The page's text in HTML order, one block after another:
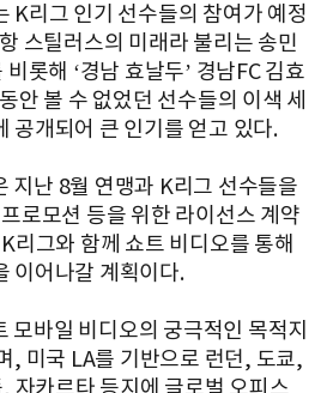
K리그 인기 선수들의 참여가 예정
스틸러스의 미래라 불리는 송민
롯해 ‘경남 효날두’ 경남FC 김효
안 볼 수 없었던 선수들의 이색 세
공개되어 큰 인기를 얻고 있다.
난 8월 연맹과 K리그 선수들을
로모션 등을 위한 라이선스 계약
리그와 함께 쇼트 비디오를 통해
이어나갈 계획이다.
바일 비디오의 궁극적인 목적지
, 미국 LA를 기반으로 런던, 도쿄,